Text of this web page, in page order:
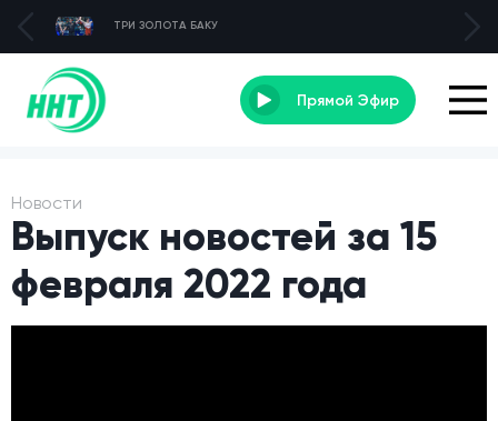
ТРИ ЗОЛОТА БАКУ
Прямой Эфир
Новости
Выпуск новостей за 15
февраля 2022 года